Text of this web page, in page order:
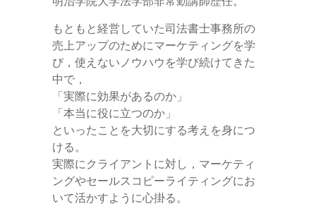
もともと経営していた司法書士事務所の
売上アップのためにマーケティングを学
び，使えないノウハウを学び続けてきた
中で，
「実際に効果があるのか」
「本当に役に立つのか」
といったことを大切にする考えを身につ
ける。
実際にクライアントに対し，マーケティ
ングやセールスコピーライティングにお
いて活かすように心掛る。